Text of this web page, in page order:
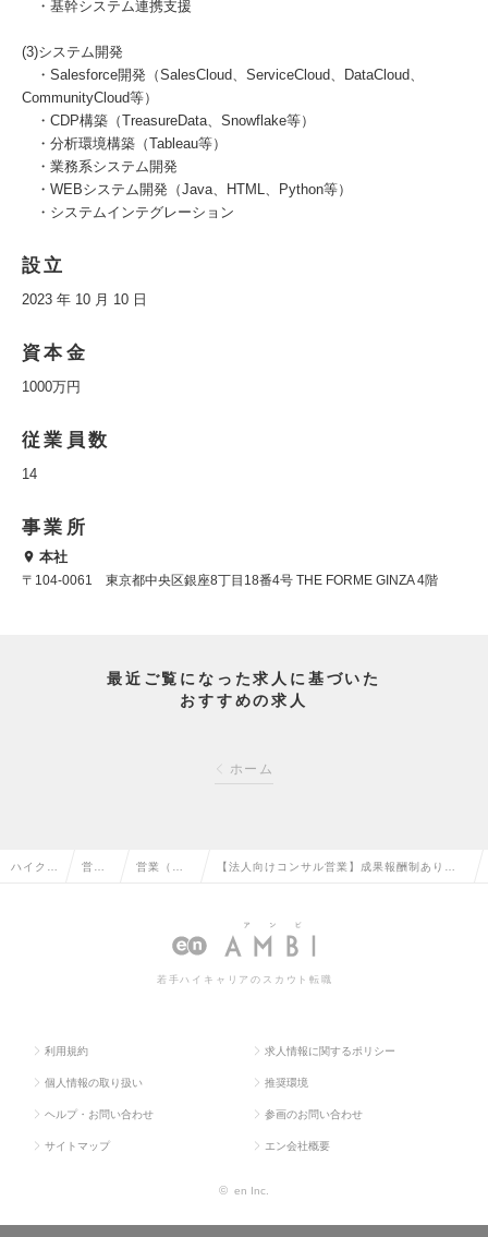
・基幹システム連携支援
(3)システム開発
・Salesforce開発（SalesCloud、ServiceCloud、DataCloud、
CommunityCloud等）
・CDP構築（TreasureData、Snowflake等）
・分析環境構築（Tableau等）
・業務系システム開発
・WEBシステム開発（Java、HTML、Python等）
・システムインテグレーション
設立
2023 年 10 月 10 日
資本金
1000万円
従業員数
14
事業所
本社
〒104-0061 東京都中央区銀座8丁目18番4号 THE FORME GINZA 4階
最近ご覧になった求人に基づいた
おすすめの求人
ホーム
ハイクラ 営業 営業（法 【法人向けコンサル営業】成果報酬制あり｜
目指すの求人情報
若手ハイキャリアのスカウト転職
利用規約 求人情報に関するポリシー
個人情報の取り扱い 推奨環境
ヘルプ・お問い合わせ 参画のお問い合わせ
サイトマップ エン会社概要
© en Inc.